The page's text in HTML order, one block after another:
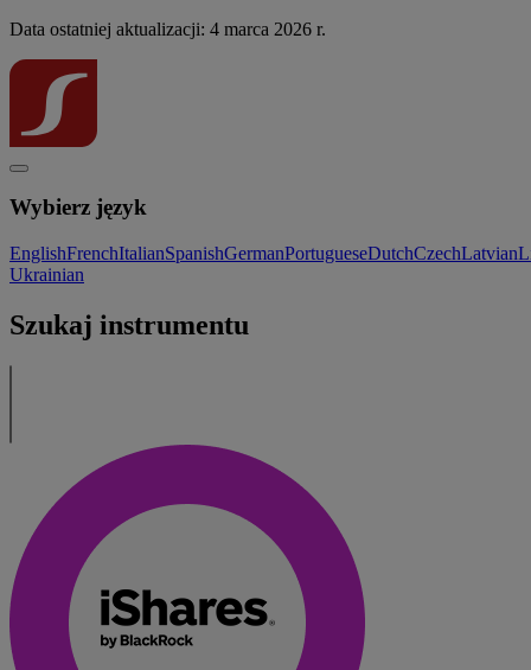
Data ostatniej aktualizacji: 4 marca 2026 r.
Wybierz język
EnglishFrenchItalianSpanishGermanPortugueseDutchCzechLatvian
Ukrainian
Szukaj instrumentu